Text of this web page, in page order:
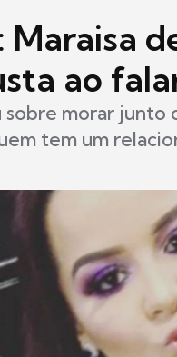
Maraisa
ao
morar junto
tem um